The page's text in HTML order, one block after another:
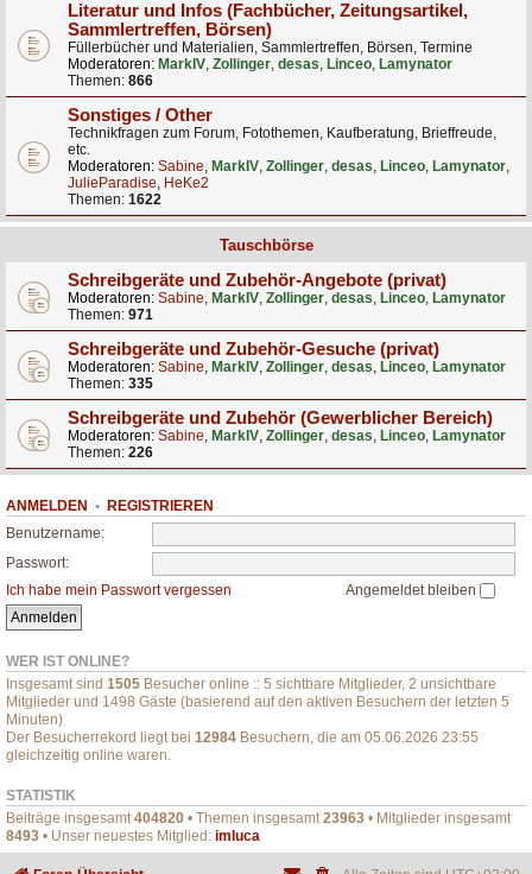
Literatur und Infos (Fachbücher, Zeitungsartikel,
Sammlertreffen, Börsen)
Füllerbücher und Materialien, Sammlertreffen, Börsen, Termine
Moderatoren: MarkIV, Zollinger, desas, Linceo, Lamynator
Themen: 866
Sonstiges / Other
Technikfragen zum Forum, Fotothemen, Kaufberatung, Brieffreude,
etc.
Moderatoren: Sabine, MarkIV, Zollinger, desas, Linceo, Lamynator,
JulieParadise, HeKe2
Themen: 1622
Tauschbörse
Schreibgeräte und Zubehör-Angebote (privat)
Moderatoren: Sabine, MarkIV, Zollinger, desas, Linceo, Lamynator
Themen: 971
Schreibgeräte und Zubehör-Gesuche (privat)
Moderatoren: Sabine, MarkIV, Zollinger, desas, Linceo, Lamynator
Themen: 335
Schreibgeräte und Zubehör (Gewerblicher Bereich)
Moderatoren: Sabine, MarkIV, Zollinger, desas, Linceo, Lamynator
Themen: 226
ANMELDEN • REGISTRIEREN
Benutzername:
Passwort:
Ich habe mein Passwort vergessen
Angemeldet bleiben
WER IST ONLINE?
Insgesamt sind 1505 Besucher online :: 5 sichtbare Mitglieder, 2 unsichtbare
Mitglieder und 1498 Gäste (basierend auf den aktiven Besuchern der letzten 5
Minuten)
Der Besucherrekord liegt bei 12984 Besuchern, die am 05.06.2026 23:55
gleichzeitig online waren.
STATISTIK
Beiträge insgesamt404820 • Themen insgesamt23963 • Mitglieder insgesamt
8493 • Unser neuestes Mitglied: imluca